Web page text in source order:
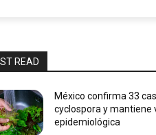
READ
México confirma 33
cyclospora y mantiene
epidemiológica